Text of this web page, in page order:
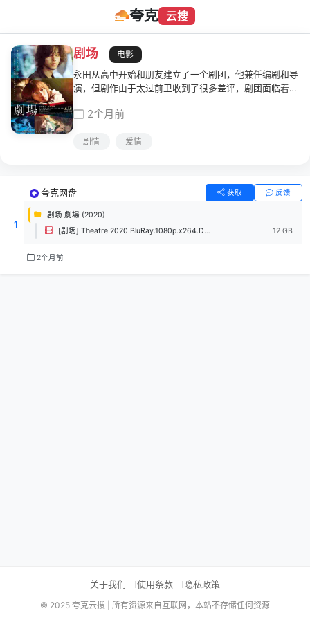
夸克 云搜
剧场
电影
永田从高中开始和朋友建立了一个剧团，他兼任编剧和导
演，但剧作由于太过前卫收到了很多差评，剧团面临着即
沙希搭话。梦想成为演员的沙希和永田就这么谈起了恋
生活。沙希无条件地支持着永田追逐梦想，永田也渐渐重
2个月前
剧情 爱情
1
夸克网盘 获取 反馈
剧场 劇場 (2020)
[剧场].Theatre.2020.BluRay.1080p.x264.DTS-CMCT.mkv
12 GB
2个月前
关于我们 使用条款 隐私政策
© 2025 夸克云搜 | 所有资源来自互联网，本站不存储任何资源